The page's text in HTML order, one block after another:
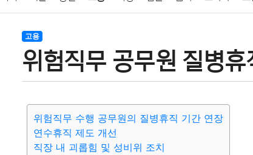
결혼 육아
기술 종교 사회 정치 건강 의료 의학 경제
고용
위험직무 공무원 질병
위험직무 수행 공무원의 질병휴직 기간 연장
연수휴직 제도 개선
직장 내 괴롭힘 및 성비위 조치